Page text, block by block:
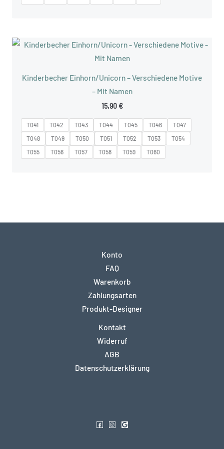
Kinderbecher Einhorn/Unicorn – Verschiedene Motive
– Mit Namen
15,90 €
T041 T042 T043 T044 T045 T046
T047
T048
T049 T050 T051 T052 T053
T054
T055
T056 T057 T058 T059 T060
Konto
FAQ
Warenkorb
Zahlungsarten
Produkt-Designer
Kontakt
Widerruf
AGB
Datenschutzerklärung